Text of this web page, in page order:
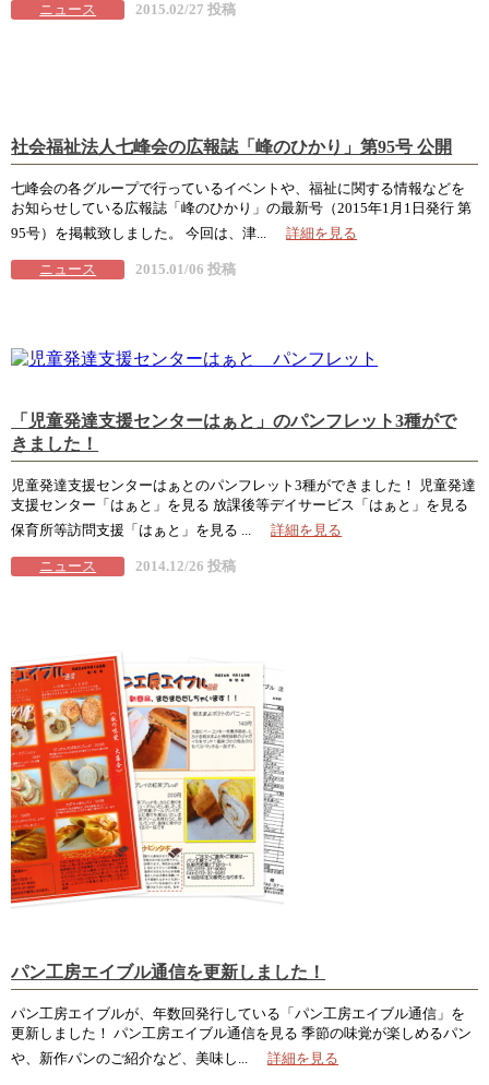
ニュース 2015.02/27 投稿
社会福祉法人七峰会の広報誌「峰のひかり」第95号 公開
七峰会の各グループで行っているイベントや、福祉に関する情報などを
お知らせしている広報誌「峰のひかり」の最新号（2015年1月1日発行 第
95号）を掲載致しました。 今回は、津...
詳細を見る
ニュース 2015.01/06 投稿
「児童発達支援センターはぁと」のパンフレット3種がで
きました！
児童発達支援センターはぁとのパンフレット3種ができました！ 児童発達
支援センター「はぁと」を見る 放課後等デイサービス「はぁと」を見る
保育所等訪問支援「はぁと」を見る ...
詳細を見る
ニュース 2014.12/26 投稿
パン工房エイブル通信を更新しました！
パン工房エイブルが、年数回発行している「パン工房エイブル通信」を
更新しました！ パン工房エイブル通信を見る 季節の味覚が楽しめるパン
や、新作パンのご紹介など、美味し...
詳細を見る